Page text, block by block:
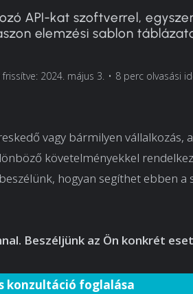
API-kat szoftverrel,
elemzési sablon
2024. május 3. • 8 perc olvasási
vagy bármilyen vállalkozás,
követelményekkel
hogyan segíthet ebben a
Beszéljünk az Ön konkrét
konzultáció foglalása